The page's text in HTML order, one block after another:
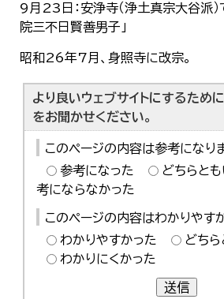
9月23日：安浄寺（浄土真宗大谷派）
院三不日賢善男子」
昭和26年7月、身照寺に改宗。
より良いウェブサイトにするため
をお聞かせください。
このページの内容は参考になり
参考になった
どちらと
考にならなかった
このページの内容はわかりやす
わかりやすかった
どち
わかりにくかった
送信